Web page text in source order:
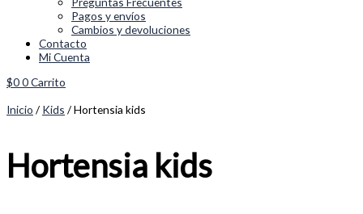
Pagos y envíos
Cambios y devoluciones
Contacto
Mi Cuenta
$00Carrito
Inicio / Kids / Hortensia kids
Hortensia kids